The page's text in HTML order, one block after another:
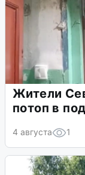
Жители
потоп в
4 августа 1